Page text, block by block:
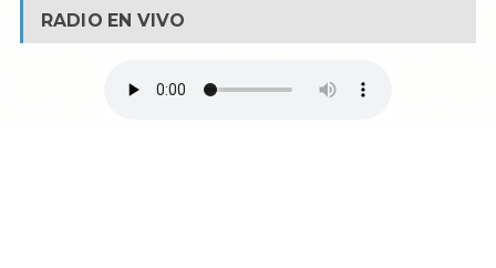
RADIO EN VIVO